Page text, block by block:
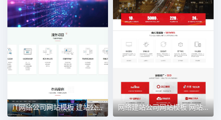
IT网络公司网站模板 建站公司网站 网站制作 网络建站公司网站模板 网站制作公司网站